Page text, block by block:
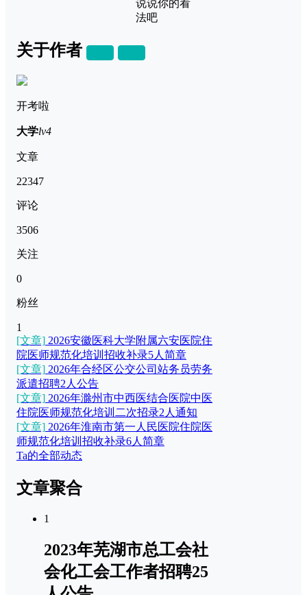
说说你的看
法吧
关于作者
开考啦
大学lv4
文章
22347
评论
3506
关注
0
粉丝
1
[文章] 2026安徽医科大学附属六安医院住
院医师规范化培训招收补录5人简章
[文章] 2026年合经区公交公司站务员劳务
派遣招聘2人公告
[文章] 2026年滁州市中西医结合医院中医
住院医师规范化培训二次招录2人通知
[文章] 2026年淮南市第一人民医院住院医
师规范化培训招收补录6人简章
Ta的全部动态
文章聚合
1
2023年芜湖市总工会社
会化工会工作者招聘25